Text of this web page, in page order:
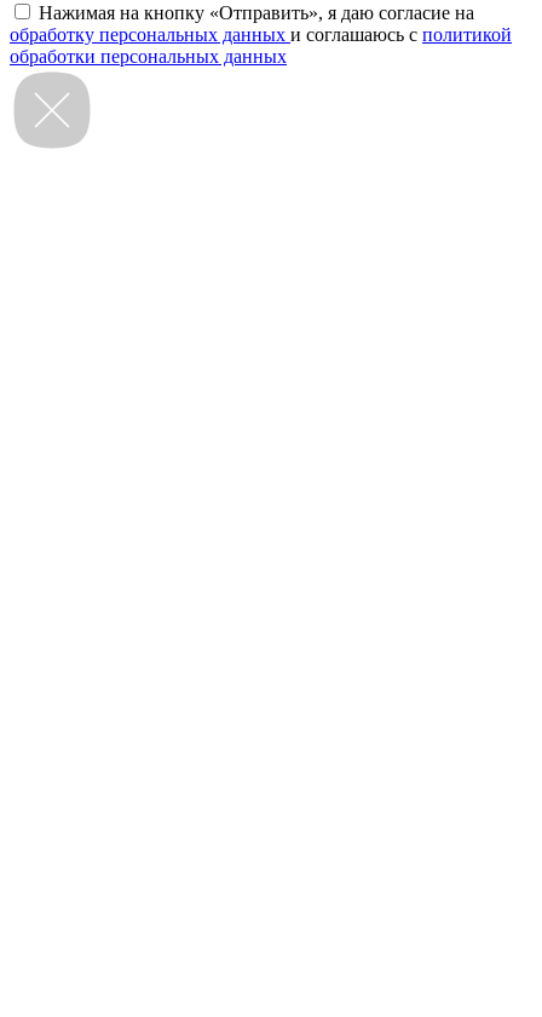
Нажимая на кнопку «Отправить», я даю согласие на
обработку персональных данных и соглашаюсь с политикой
обработки персональных данных